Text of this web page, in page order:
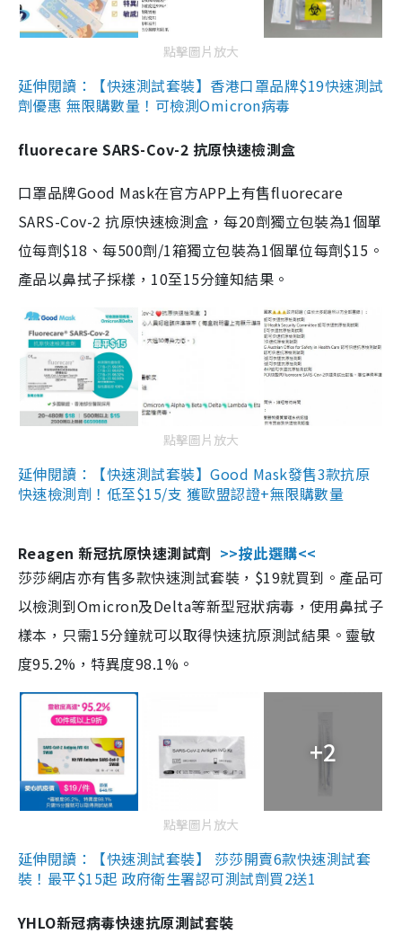
點擊圖片放大
延伸閱讀：【快速測試套裝】香港口罩品牌$19快速測試
劑優惠 無限購數量！可檢測Omicron病毒
fluorecare SARS-Cov-2 抗原快速檢測盒
口罩品牌Good Mask在官方APP上有售fluorecare
SARS-Cov-2 抗原快速檢測盒，每20劑獨立包裝為1個單
位每劑$18、每500劑/1箱獨立包裝為1個單位每劑$15。
產品以鼻拭子採樣，10至15分鐘知結果。
點擊圖片放大
延伸閱讀：【快速測試套裝】Good Mask發售3款抗原
快速檢測劑！低至$15/支 獲歐盟認證+無限購數量
Reagen 新冠抗原快速測試劑 >>按此選購<<
莎莎網店亦有售多款快速測試套裝，$19就買到。產品可
以檢測到Omicron及Delta等新型冠狀病毒，使用鼻拭子
樣本，只需15分鐘就可以取得快速抗原測試結果。靈敏
度95.2%，特異度98.1%。
+2
點擊圖片放大
延伸閱讀：【快速測試套裝】 莎莎開賣6款快速測試套
裝！最平$15起 政府衛生署認可測試劑買2送1
YHLO新冠病毒快速抗原測試套裝